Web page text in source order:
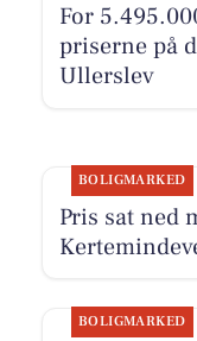
For
priserne på
Ullerslev
BOLIGMARKED
Pris sat ned
BOLIGMARKED